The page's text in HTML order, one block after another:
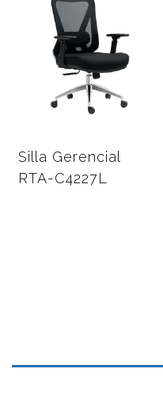
Silla Gerencial
RTA-C4227L